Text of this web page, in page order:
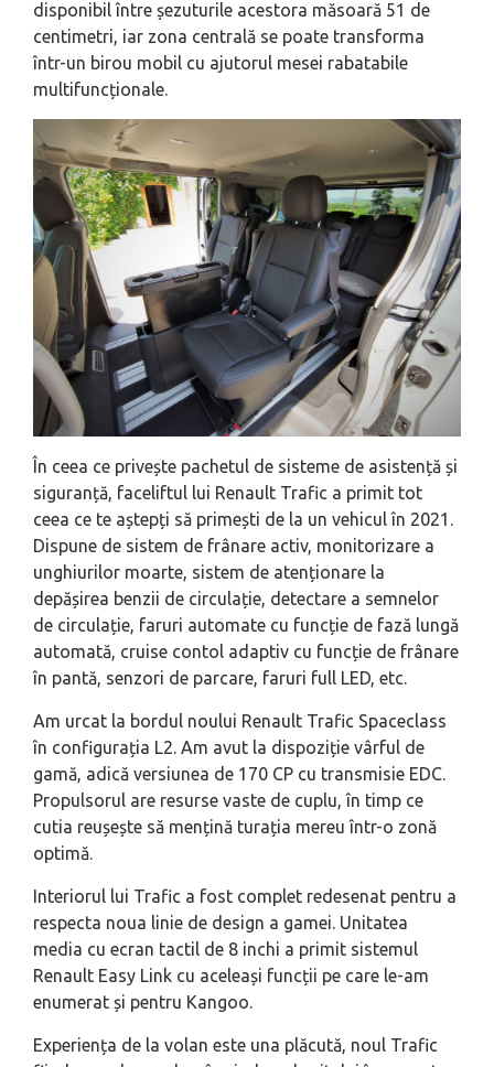
disponibil între șezuturile acestora măsoară 51 de
centimetri, iar zona centrală se poate transforma
într-un birou mobil cu ajutorul mesei rabatabile
multifuncționale.
În ceea ce privește pachetul de sisteme de asistență și
siguranță, faceliftul lui Renault Trafic a primit tot
ceea ce te aștepți să primești de la un vehicul în 2021.
Dispune de sistem de frânare activ, monitorizare a
unghiurilor moarte, sistem de atenționare la
depășirea benzii de circulație, detectare a semnelor
de circulație, faruri automate cu funcție de fază lungă
automată, cruise contol adaptiv cu funcție de frânare
în pantă, senzori de parcare, faruri full LED, etc.
Am urcat la bordul noului Renault Trafic Spaceclass
în configurația L2. Am avut la dispoziție vârful de
gamă, adică versiunea de 170 CP cu transmisie EDC.
Propulsorul are resurse vaste de cuplu, în timp ce
cutia reușește să mențină turația mereu într-o zonă
optimă.
Interiorul lui Trafic a fost complet redesenat pentru a
respecta noua linie de design a gamei. Unitatea
media cu ecran tactil de 8 inchi a primit sistemul
Renault Easy Link cu aceleași funcții pe care le-am
enumerat și pentru Kangoo.
Experiența de la volan este una plăcută, noul Trafic